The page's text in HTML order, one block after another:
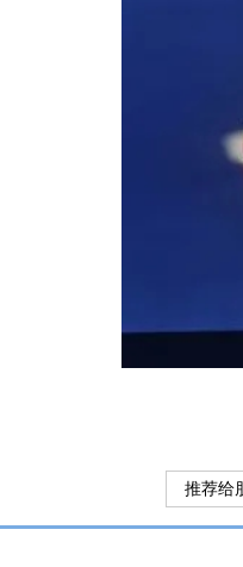
推荐给